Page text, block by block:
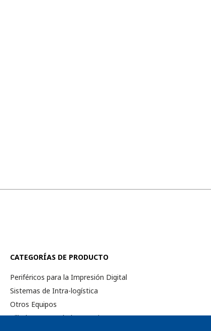
CATEGORÍAS DE PRODUCTO
Periféricos para la Impresión Digital
Sistemas de Intra-logística
Otros Equipos
Cilindros Troquelado Rotativo